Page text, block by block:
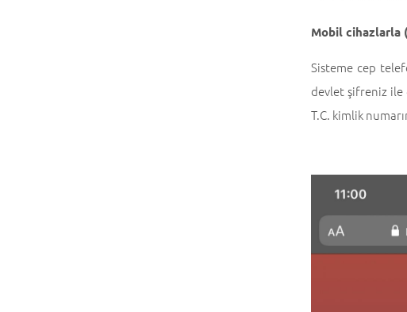
Mobil cihazlarla
Sisteme cep
devlet şifreniz ile
T.C. kimlik